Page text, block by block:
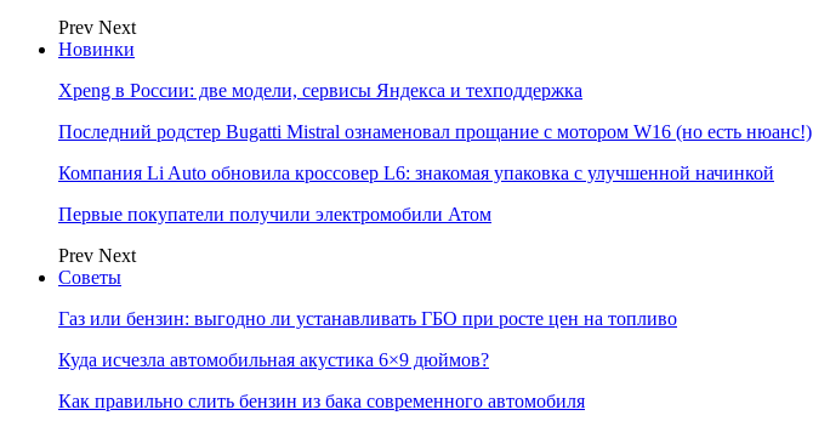
Prev Next
Новинки
Xpeng в России: две модели, сервисы Яндекса и техподдержка
Последний родстер Bugatti Mistral ознаменовал прощание с мотором W16 (но есть нюанс!)
Компания Li Auto обновила кроссовер L6: знакомая упаковка с улучшенной начинкой
Первые покупатели получили электромобили Атом
Prev Next
Советы
Газ или бензин: выгодно ли устанавливать ГБО при росте цен на топливо
Куда исчезла автомобильная акустика 6×9 дюймов?
Как правильно слить бензин из бака современного автомобиля